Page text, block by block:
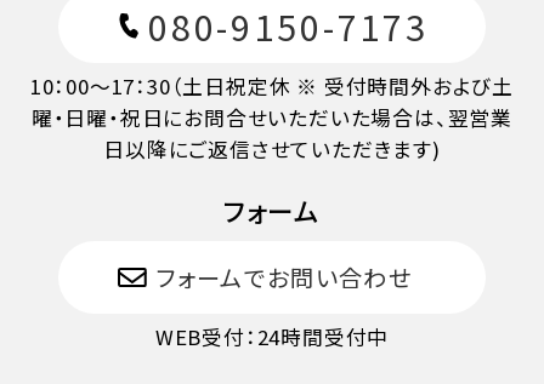
11日目に当たる日以前
10日目に当たる日以前 20%
7日目に当たる日以前
080-9150-7173
10：00～17：30（土日祝定休 ※ 受付時間外および土
曜・日曜・祝日にお問合せいただいた場合は、翌営業
日以降にご返信させていただきます)
フォーム
フォームでお問い合わせ
WEB受付：24時間受付中